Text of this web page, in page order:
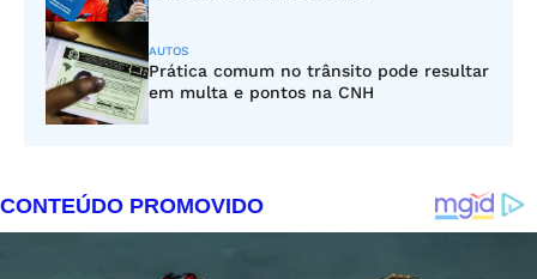
AUTOS
Prática comum no trânsito pode resultar
em multa e pontos na CNH